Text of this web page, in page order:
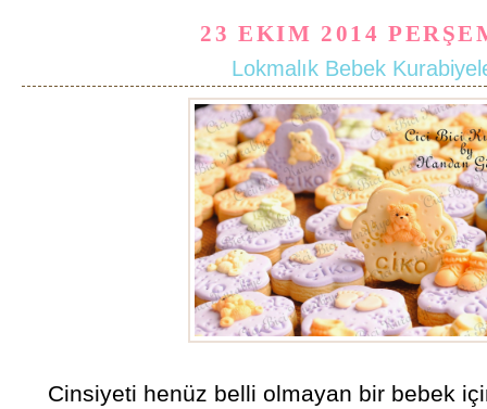
23 EKIM 2014
Lokmalık Bebek
Cinsiyeti henüz belli olmayan bir bebek